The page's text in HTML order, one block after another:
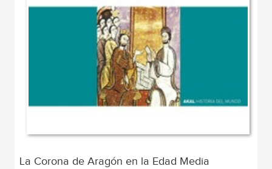
La Corona de Aragón en la Edad Media